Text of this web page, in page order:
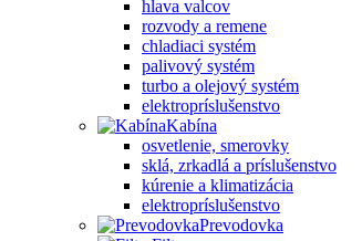
hlava valcov
rozvody a remene
chladiaci systém
palivový systém
turbo a olejový systém
elektropríslušenstvo
Kabína
osvetlenie, smerovky
sklá, zrkadlá a príslušenstvo
kúrenie a klimatizácia
elektropríslušenstvo
Prevodovka